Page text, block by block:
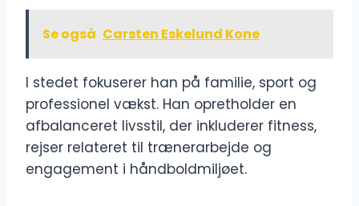
Se også Carsten Eskelund Kone
I stedet fokuserer han på familie, sport og
professionel vækst. Han opretholder en
afbalanceret livsstil, der inkluderer fitness,
rejser relateret til trænerarbejde og
engagement i håndboldmiljøet.